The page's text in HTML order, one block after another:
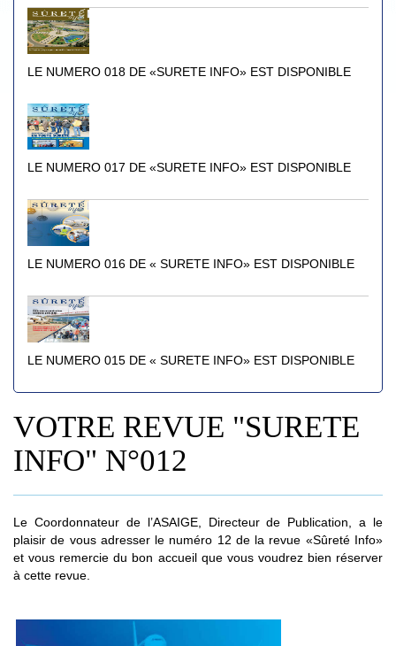
LE NUMERO 018 DE «SURETE INFO» EST DISPONIBLE
LE NUMERO 017 DE «SURETE INFO» EST DISPONIBLE
LE NUMERO 016 DE « SURETE INFO» EST DISPONIBLE
LE NUMERO 015 DE « SURETE INFO» EST DISPONIBLE
VOTRE REVUE "SURETE
INFO" N°012
Le Coordonnateur de l’ASAIGE, Directeur de Publication, a le
plaisir de vous adresser le numéro 12 de la revue «Sûreté Info»
et vous remercie du bon accueil que vous voudrez bien réserver
à cette revue.